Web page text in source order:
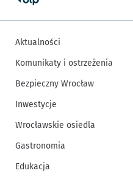
Aktualności
Komunikaty i ostrzeżenia
Bezpieczny Wrocław
Inwestycje
Wrocławskie osiedla
Gastronomia
Edukacja